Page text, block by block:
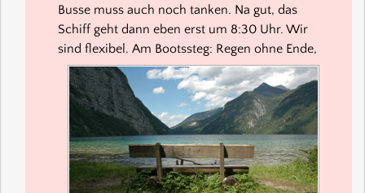
Busse muss auch noch tanken. Na gut, das
Schiff geht dann eben erst um 8:30 Uhr. Wir
sind flexibel. Am Bootssteg: Regen ohne Ende,